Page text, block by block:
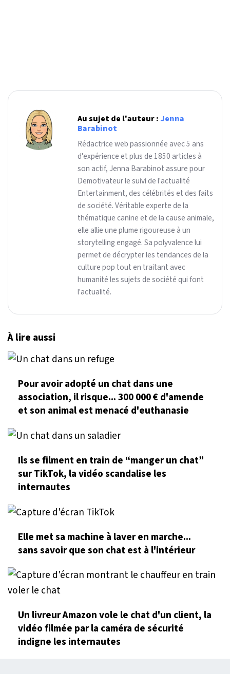
Au sujet de l'auteur : Jenna
Barabinot
Rédactrice web passionnée avec 5 ans
d'expérience et plus de 1850 articles à
son actif, Jenna Barabinot assure pour
Demotivateur le suivi de l'actualité
Entertainment, des célébrités et des faits
de société. Véritable experte de la
thématique canine et de la cause animale,
elle allie une plume rigoureuse à un
storytelling engagé. Sa polyvalence lui
permet de décrypter les tendances de la
culture pop tout en traitant avec
humanité les sujets de société qui font
l'actualité.
À lire aussi
Pour avoir adopté un chat dans une
association, il risque... 300 000 € d'amende
et son animal est menacé d'euthanasie
Ils se filment en train de “manger un chat”
sur TikTok, la vidéo scandalise les
internautes
Elle met sa machine à laver en marche...
sans savoir que son chat est à l'intérieur
Un livreur Amazon vole le chat d'un client, la
vidéo filmée par la caméra de sécurité
indigne les internautes